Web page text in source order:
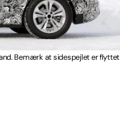
Bemærk at sidespejlet er flyttet